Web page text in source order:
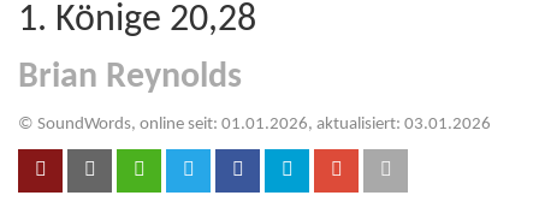
1. Könige 20,28
Brian Reynolds
© SoundWords, online seit: 01.01.2026, aktualisiert: 03.01.2026